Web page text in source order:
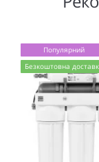
Популярний
Безкоштовна